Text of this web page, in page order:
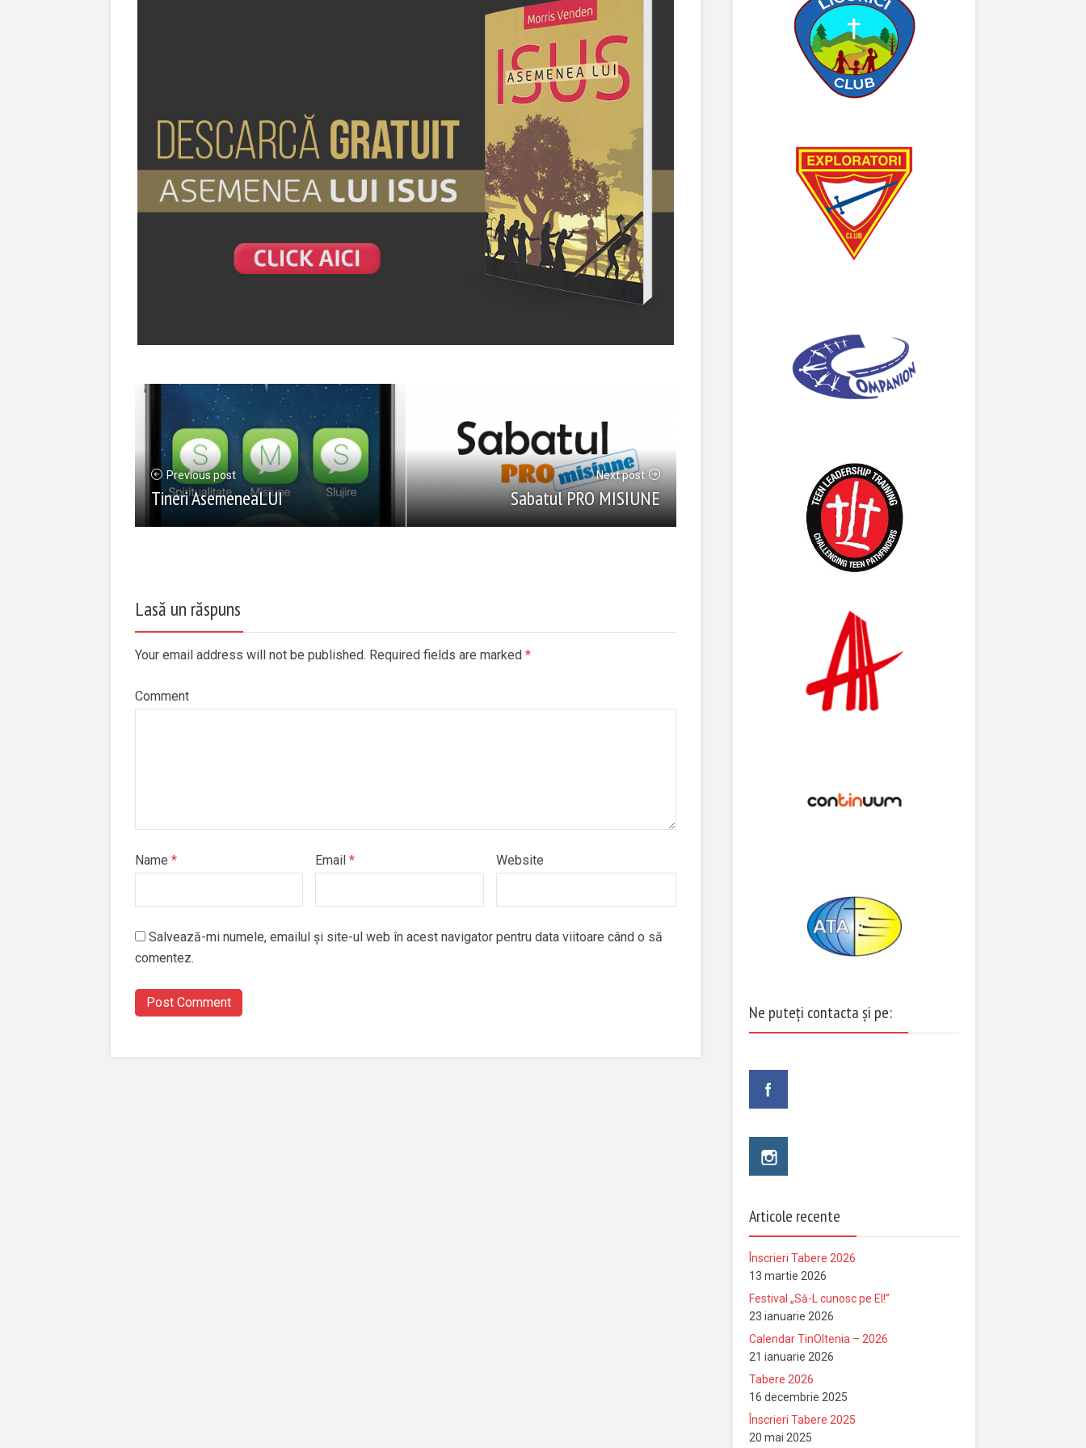
Previous post
Tineri AsemeneaLUI
Next post
Sabatul PRO MISIUNE
Lasă un răspuns
Your email address will not be published. Required fields are marked *
Comment
Name * Email * Website
Salvează-mi numele, emailul și site-ul web în acest navigator pentru data viitoare când o să
comentez.
Ne puteți contacta și pe:
Articole recente
Înscrieri Tabere 2026
13 martie 2026
Festival „Să-L cunosc pe El!”
23 ianuarie 2026
Calendar TinOltenia – 2026
21 ianuarie 2026
Tabere 2026
16 decembrie 2025
Înscrieri Tabere 2025
20 mai 2025